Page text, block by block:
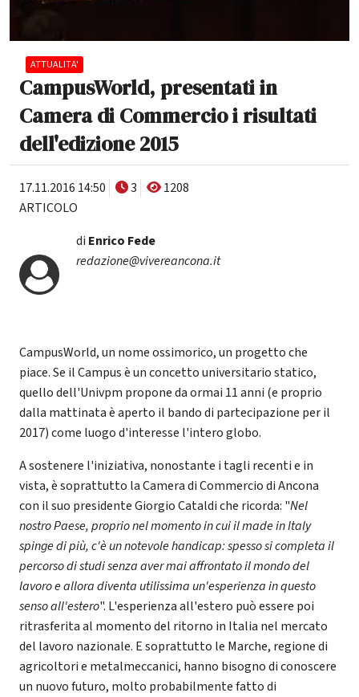
ATTUALITA'
CampusWorld, presentati in
Camera di Commercio i risultati
dell'edizione 2015
17.11.2016 14:50 3
1208
ARTICOLO
di Enrico Fede
redazione@vivereancona.it
CampusWorld, un nome ossimorico, un progetto che
piace. Se il Campus è un concetto universitario statico,
quello dell'Univpm propone da ormai 11 anni (e proprio
dalla mattinata è aperto il bando di partecipazione per il
2017) come luogo d'interesse l'intero globo.
A sostenere l'iniziativa, nonostante i tagli recenti e in
vista, è soprattutto la Camera di Commercio di Ancona
con il suo presidente Giorgio Cataldi che ricorda: "Nel
nostro Paese, proprio nel momento in cui il made in Italy
spinge di più, c'è un notevole handicap: spesso si completa il
percorso di studi senza aver mai affrontato il mondo del
lavoro e allora diventa utilissima un'esperienza in questo
senso all'estero". L'esperienza all'estero può essere poi
ritrasferita al momento del ritorno in Italia nel mercato
del lavoro nazionale. E soprattutto le Marche, regione di
agricoltori e metalmeccanici, hanno bisogno di conoscere
un nuovo futuro, molto probabilmente fatto di